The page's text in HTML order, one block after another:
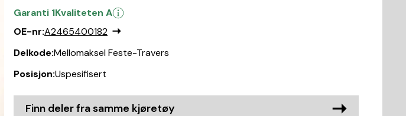
Garanti 1Kvaliteten A
OE-nr:A2465400182
Delkode:Mellomaksel Feste-Travers
Posisjon:Uspesifisert
Finn deler fra samme kjøretøy